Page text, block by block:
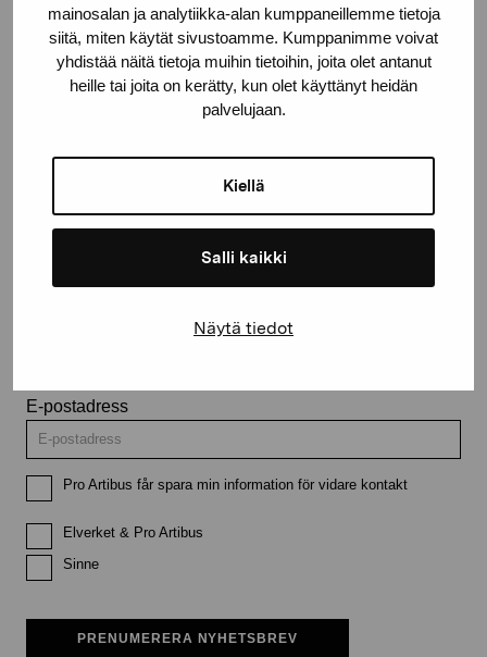
mainosalan ja analytiikka-alan kumppaneillemme tietoja
siitä, miten käytät sivustoamme. Kumppanimme voivat
yhdistää näitä tietoja muihin tietoihin, joita olet antanut
heille tai joita on kerätty, kun olet käyttänyt heidän
palvelujaan.
Kiellä
Salli kaikki
Näytä tiedot
Kontakta oss
Håll dig uppdaterad om aktuella
utställningar och evenemang
E-postadress
Pro Artibus får spara min information för vidare kontakt
Elverket & Pro Artibus
Sinne
PRENUMERERA NYHETSBREV